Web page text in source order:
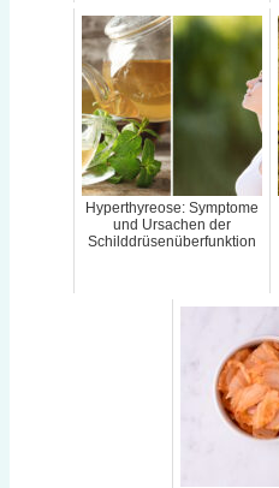
Hyperthyreose: Symptome
und Ursachen der
Schilddrüsenüberfunktion